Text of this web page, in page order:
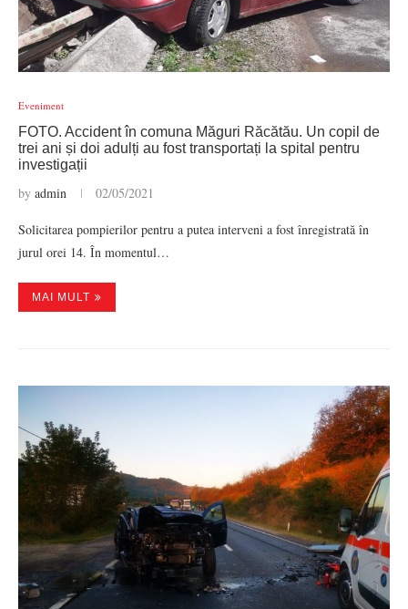
Eveniment
FOTO. Accident în comuna Măguri Răcătău. Un copil de
trei ani și doi adulți au fost transportați la spital pentru
investigații
by admin 02/05/2021
Solicitarea pompierilor pentru a putea interveni a fost înregistrată în
jurul orei 14. În momentul…
MAI MULT